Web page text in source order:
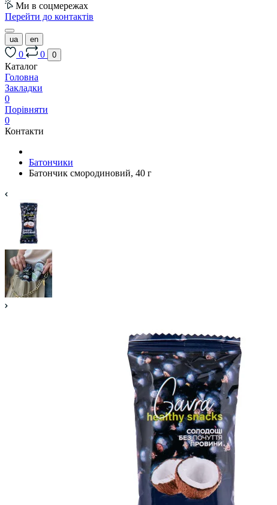
Ми в соцмережах
Перейти до контактів
ua en
0 0 0
Каталог
Головна
Закладки
0
Порівняти
0
Контакти
Батончики
Батончик смородиновий, 40 г